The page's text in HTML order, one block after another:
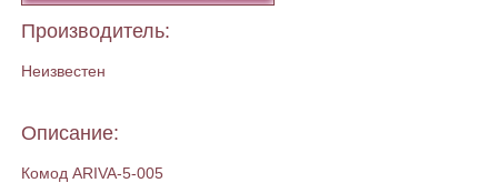
Производитель:
Неизвестен
Описание:
Комод ARIVA-5-005